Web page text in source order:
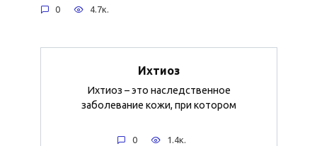
0 4.7к.
Ихтиоз
Ихтиоз – это наследственное
заболевание кожи, при котором
0 1.4к.